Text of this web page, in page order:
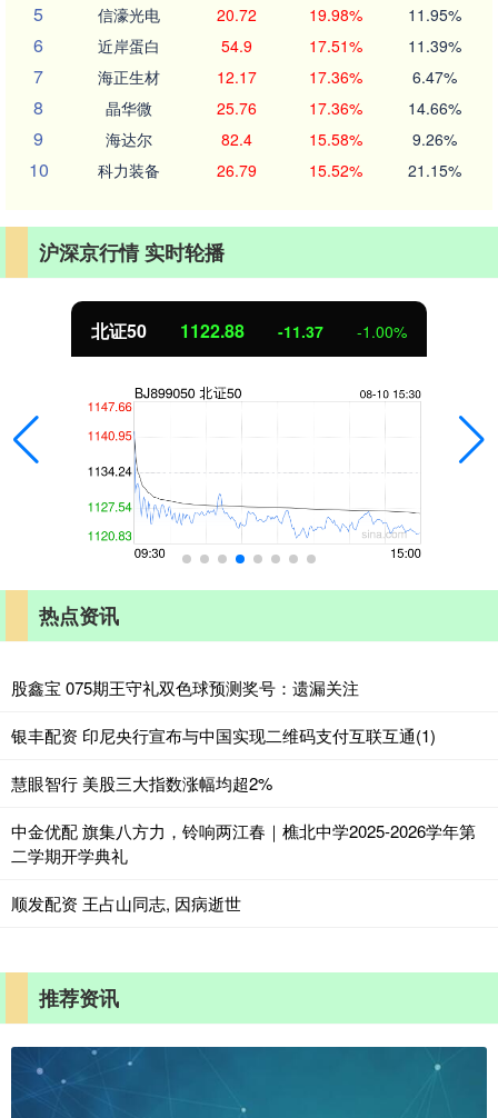
5 信濠光电 20.72 19.98% 11.95%
6 近岸蛋白 54.9 17.51% 11.39%
7 海正生材 12.17 17.36% 6.47%
8 晶华微 25.76 17.36% 14.66%
9 海达尔 82.4 15.58% 9.26%
10 科力装备 26.79 15.52% 21.15%
沪深京行情 实时轮播
北证50 1122.88 -11.37 -1.00%
热点资讯
股鑫宝 075期王守礼双色球预测奖号：遗漏关注
银丰配资 印尼央行宣布与中国实现二维码支付互联互通(1)
慧眼智行 美股三大指数涨幅均超2%
中金优配 旗集八方力，铃响两江春｜樵北中学2025-2026学年第
二学期开学典礼
顺发配资 王占山同志, 因病逝世
推荐资讯